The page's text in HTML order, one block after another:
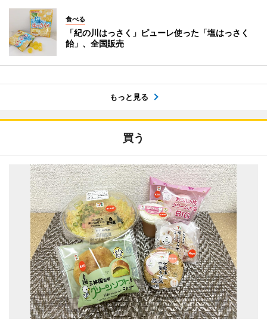
食べる
「紀の川はっさく」ピューレ使った「塩はっさく
飴」、全国販売
もっと見る
買う